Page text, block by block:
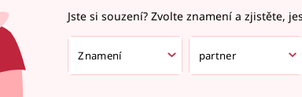
Jste si souzení? Zvolte znamení a zjistěte,